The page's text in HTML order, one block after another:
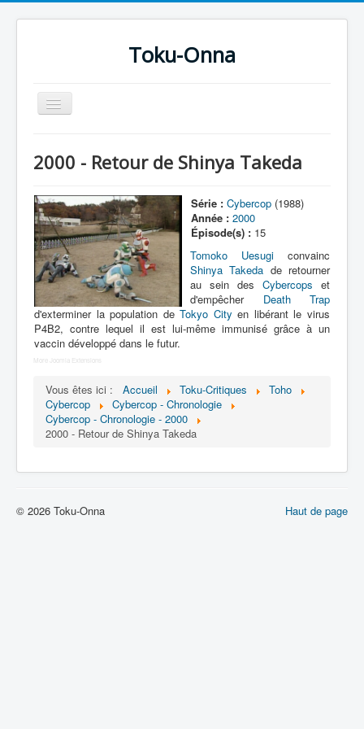
Toku-Onna
Basculer
la
Toku-Actrices
Toku-Critiques
Séries
Films
COSAA
Dessins
Artiste Asperger
Lexique
Dennô keisatsu Cybercop (電脳 警
察 サイバーコップ) = Police
cerveau électronique Cybercop
Série
2000 - Retour de Shinya Takeda
Série : Cybercop (1988)
Année : 2000
Épisode(s) : 15
Tomoko Uesugi convainc
Shinya Takeda de retourner
au sein des Cybercops et
d'empêcher Death Trap
d'exterminer la population deTokyo City en libérant le virus
P4B2, contre lequel il est lui-même immunisé grâce à un
vaccin développé dans le futur.
More Joomla Extensions
Vous êtes ici : Accueil Toku-Critiques
Toho
Cybercop
Cybercop - Chronologie
Cybercop - Chronologie - 2000
2000 - Retour de Shinya Takeda
Haut de page
© 2026 Toku-Onna